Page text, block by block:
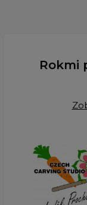
Rokmi